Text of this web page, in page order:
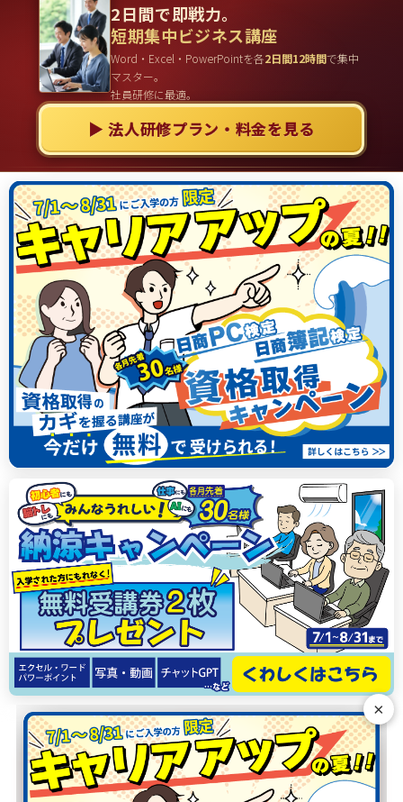
2日間で即戦力。
短期集中ビジネス講座
Word・Excel・PowerPointを各2日間12時間で集中
マスター。
社員研修に最適。
▶ 法人研修プラン・料金を見る
×
STRENGTHS
当校が選ばれる4つの理由